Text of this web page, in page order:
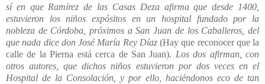
sí en que Ramírez de las Casas Deza afirma que desde 1400,
estuvieron los niños expósitos en un hospital fundado por la
nobleza de Córdoba, próximos a San Juan de los Caballeros, del
que nada dice don José María Rey Díaz (Hay que reconocer que la
calle de la Pierna está cerca de San Juan). Los dos afirman, con
otros autores, que dichos niños estuvieron por dos veces en el
Hospital de la Consolación, y por ello, haciéndonos eco de tan